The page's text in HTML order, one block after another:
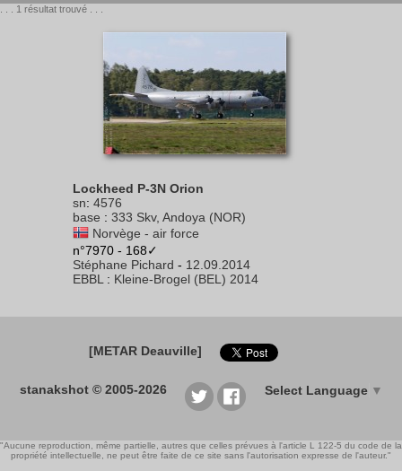
. . . 1 résultat trouvé . . .
Lockheed P-3N Orion
sn: 4576
base : 333 Skv, Andoya (NOR)
Norvège - air force
n°7970 - 168✓
Stéphane Pichard - 12.09.2014
EBBL : Kleine-Brogel (BEL) 2014
[METAR Deauville]
stanakshot © 2005-2026 Select Language ▼
"Aucune reproduction, même partielle, autres que celles prévues à l'article L 122-5 du code de la
propriété intellectuelle, ne peut être faite de ce site sans l'autorisation expresse de l'auteur."